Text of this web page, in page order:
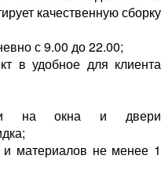
качественную сборку
с 9.00 до 22.00;
в удобное для клиента
на окна и двери
и материалов не менее 1